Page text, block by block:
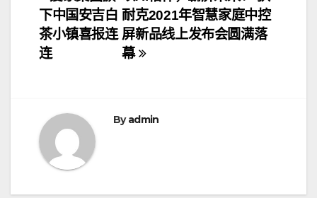
章
导
耐克2021年智慧家庭中控
屏新品线上发布会圆满落
幕
下中国安吉白
茶小镇喜报连
连
Byadmin